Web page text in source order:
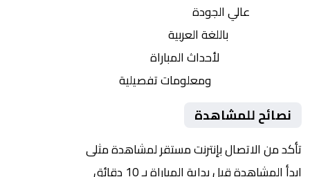
عالي الجودة
باللغة العربية
لأحداث المباراة
ومعلومات تفصيلية
نصائح للمشاهدة
تأكد من الاتصال بإنترنت مستقر لمشاهدة مثلى
ابدأ المشاهدة قبل بداية المباراة بـ 10 دقائق